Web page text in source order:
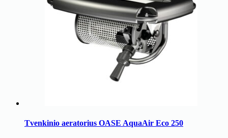
Tvenkinio aeratorius OASE AquaAir Eco 250